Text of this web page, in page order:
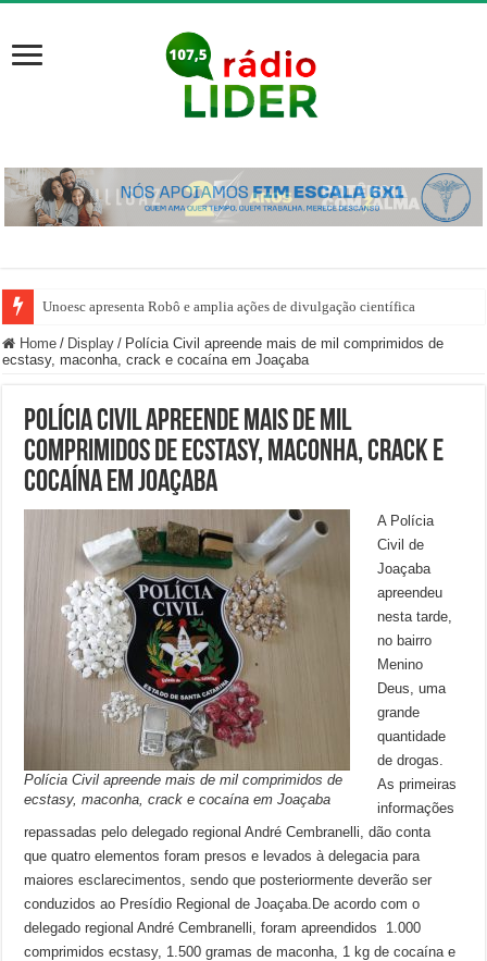
Unoesc apresenta Robô e amplia ações de divulgação científica
Home / Display / Polícia Civil apreende mais de mil comprimidos de
ecstasy, maconha, crack e cocaína em Joaçaba
Polícia Civil apreende mais de mil
comprimidos de ecstasy, maconha, crack e
cocaína em Joaçaba
Polícia Civil apreende mais de mil comprimidos de
ecstasy, maconha, crack e cocaína em Joaçaba
A Polícia
Civil de
Joaçaba
apreendeu
nesta tarde,
no bairro
Menino
Deus, uma
grande
quantidade
de drogas.
As primeiras
informações
repassadas pelo delegado regional André Cembranelli, dão conta
que quatro elementos foram presos e levados à delegacia para
maiores esclarecimentos, sendo que posteriormente deverão ser
conduzidos ao Presídio Regional de Joaçaba.De acordo com o
delegado regional André Cembranelli, foram apreendidos 1.000
comprimidos ecstasy, 1.500 gramas de maconha, 1 kg de cocaína e